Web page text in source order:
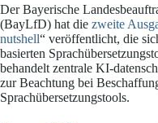
Der Bayerische
(BayLfD) hat die zweite
nutshell“ veröffentlicht, die
basierten
behandelt zentrale KI-
zur Beachtung bei
Sprachübersetzungstools.